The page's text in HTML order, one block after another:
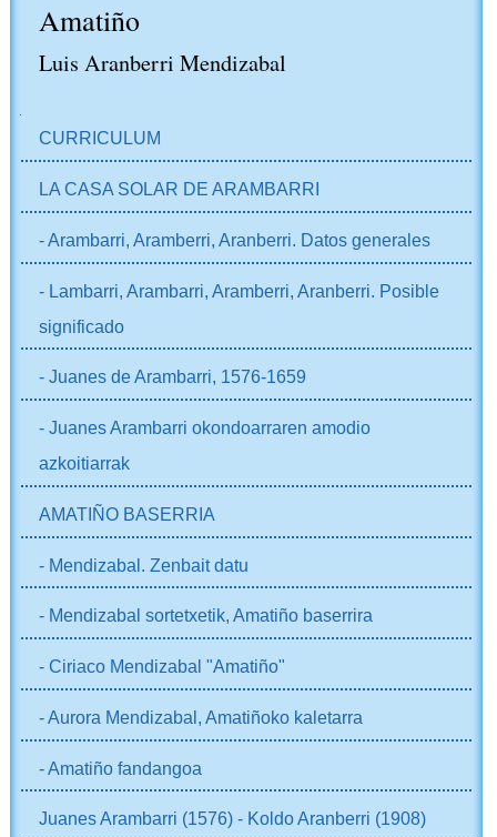
Amatiño
Luis Aranberri Mendizabal
CURRICULUM
LA CASA SOLAR DE ARAMBARRI
- Arambarri, Aramberri, Aranberri. Datos generales
- Lambarri, Arambarri, Aramberri, Aranberri. Posible
significado
- Juanes de Arambarri, 1576-1659
- Juanes Arambarri okondoarraren amodio
azkoitiarrak
AMATIÑO BASERRIA
- Mendizabal. Zenbait datu
- Mendizabal sortetxetik, Amatiño baserrira
- Ciriaco Mendizabal "Amatiño"
- Aurora Mendizabal, Amatiñoko kaletarra
- Amatiño fandangoa
Juanes Arambarri (1576) - Koldo Aranberri (1908)